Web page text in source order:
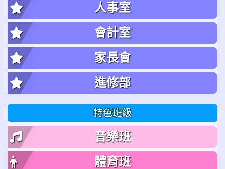
人事室
會計室
家長會
進修部
特色班級
音樂班
體育班